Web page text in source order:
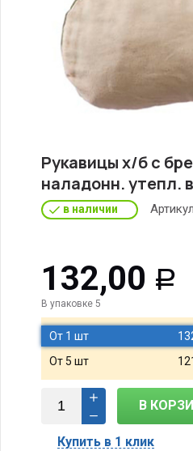
Рукавицы х/б с
наладонн. утепл.
в наличии
132,00 Р
В упаковке 5
От 1 шт
От 5 шт
В
Купить в 1 клик